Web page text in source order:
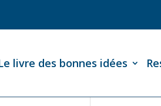
livre des bonnes idées